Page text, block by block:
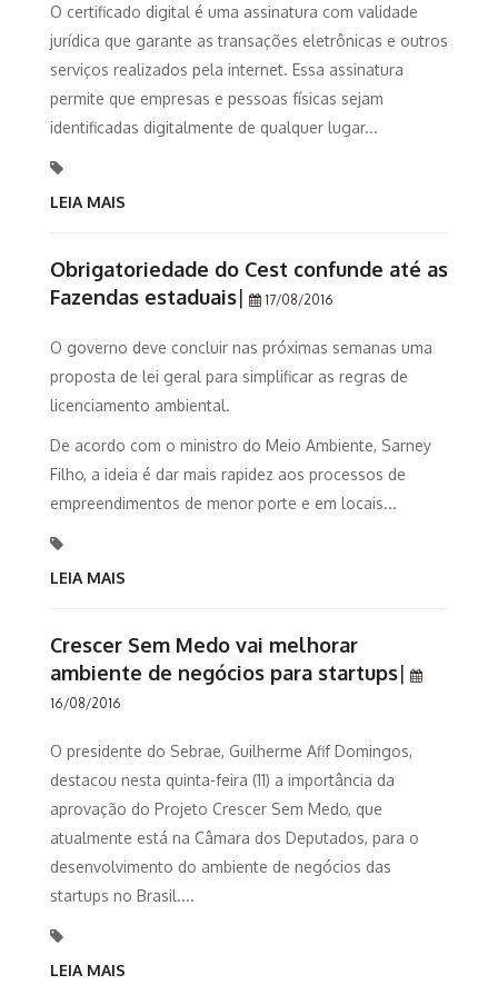
O certificado digital é uma assinatura com validade
jurídica que garante as transações eletrônicas e outros
serviços realizados pela internet. Essa assinatura
permite que empresas e pessoas físicas sejam
identificadas digitalmente de qualquer lugar...
LEIA MAIS
Obrigatoriedade do Cest confunde até as
Fazendas estaduais| 17/08/2016
O governo deve concluir nas próximas semanas uma
proposta de lei geral para simplificar as regras de
licenciamento ambiental.
De acordo com o ministro do Meio Ambiente, Sarney
Filho, a ideia é dar mais rapidez aos processos de
empreendimentos de menor porte e em locais...
LEIA MAIS
Crescer Sem Medo vai melhorar
ambiente de negócios para startups|
16/08/2016
O presidente do Sebrae, Guilherme Afif Domingos,
destacou nesta quinta-feira (11) a importância da
aprovação do Projeto Crescer Sem Medo, que
atualmente está na Câmara dos Deputados, para o
desenvolvimento do ambiente de negócios das
startups no Brasil....
LEIA MAIS